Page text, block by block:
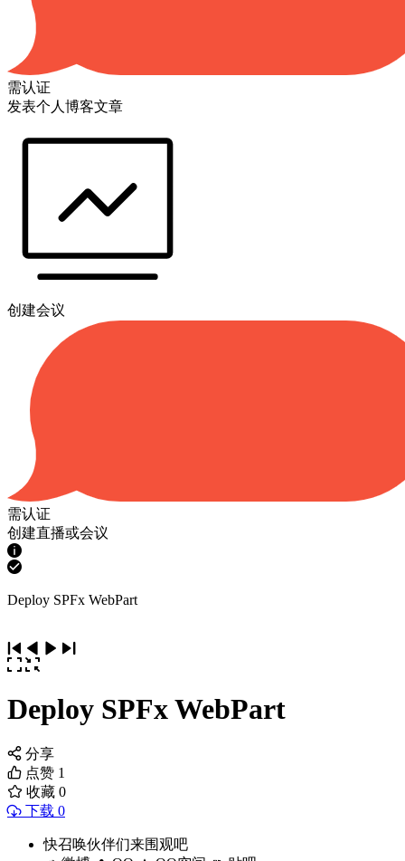
需认证
发表个人博客文章
创建会议
需认证
创建直播或会议
Deploy SPFx WebPart
Deploy SPFx WebPart
分享
点赞 1
收藏 0
下载 0
快召唤伙伴们来围观吧